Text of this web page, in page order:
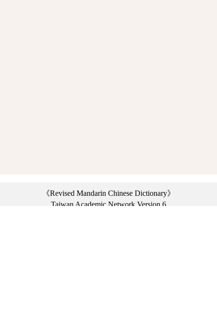
《Revised Mandarin Chinese Dictionary》
Taiwan Academic Network Version 6